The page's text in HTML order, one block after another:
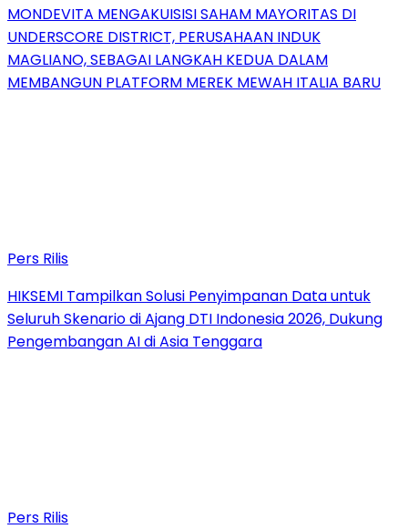
MONDEVITA MENGAKUISISI SAHAM MAYORITAS DI
UNDERSCORE DISTRICT, PERUSAHAAN INDUK
MAGLIANO, SEBAGAI LANGKAH KEDUA DALAM
MEMBANGUN PLATFORM MEREK MEWAH ITALIA BARU
Pers Rilis
HIKSEMI Tampilkan Solusi Penyimpanan Data untuk
Seluruh Skenario di Ajang DTI Indonesia 2026, Dukung
Pengembangan AI di Asia Tenggara
Pers Rilis